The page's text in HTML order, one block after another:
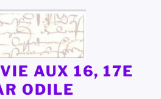
AUX 16, 17E
ODILE